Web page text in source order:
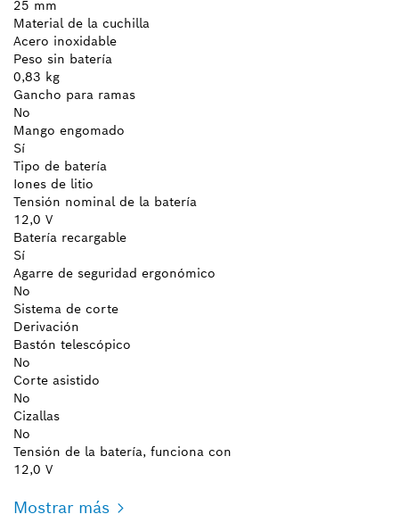
25 mm
Material de la cuchilla
Acero inoxidable
Peso sin batería
0,83 kg
Gancho para ramas
No
Mango engomado
Sí
Tipo de batería
Iones de litio
Tensión nominal de la batería
12,0 V
Batería recargable
Sí
Agarre de seguridad ergonómico
No
Sistema de corte
Derivación
Bastón telescópico
No
Corte asistido
No
Cizallas
No
Tensión de la batería, funciona con
12,0 V
Mostrar más